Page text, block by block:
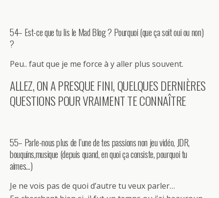
54– Est-ce que tu lis le Mad Blog ? Pourquoi (que ça soit oui ou non)
?
Peu.. faut que je me force à y aller plus souvent.
ALLEZ, ON A PRESQUE FINI, QUELQUES DERNIÈRES
QUESTIONS POUR VRAIMENT TE CONNAÎTRE
55– Parle-nous plus de l’une de tes passions non jeu vidéo, JDR,
bouquins,musique (depuis quand, en quoi ça consiste, pourquoi tu
aimes…)
Je ne vois pas de quoi d’autre tu veux parler…